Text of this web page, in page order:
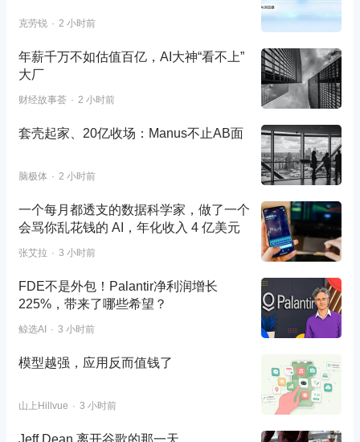
克劳锐 2 小时前
年薪千万不如估值百亿，AI大神“看不上”
大厂
财经故事荟 2 小时前
套壳起家、20亿收场：Manus不止AB面
脑极体 2 小时前
一个每月都透支的数据科学家，做了一个
会骂你乱花钱的 AI，年化收入 4 亿美元
张艾拉 3 小时前
FDE不是外包！Palantir净利润增长
225%，带来了哪些希望？
鲸选AI 3 小时前
模型越强，应用反而值钱了
山上Hillvue 3 小时前
Jeff Dean 离开谷歌的那一天